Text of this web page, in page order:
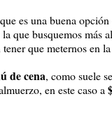
es una buena opción
que busquemos más
que meternos en
de cena, como suele
en este caso a